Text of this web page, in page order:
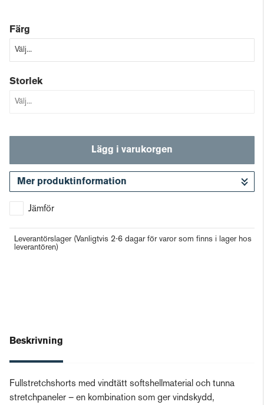
Färg
Storlek
Lägg i varukorgen
Mer produktinformation
Jämför
Leverantörslager (Vanligtvis 2-6 dagar för varor som finns i lager hos
leverantören)
Beskrivning
Fullstretchshorts med vindtätt softshellmaterial och tunna
stretchpaneler – en kombination som ger vindskydd,